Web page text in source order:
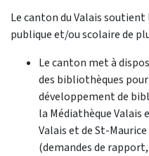
Le canton du Valais
publique et/ou scolaire de
Le canton met à
des bibliothèques
développement de
la Médiathèque Valais
Valais et de St-
(demandes de